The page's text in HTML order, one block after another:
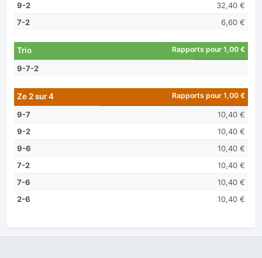
9-2
32,40 €
7-2
6,60 €
Trio Rapports pour 1,00 €
9-7-2
Ze 2 sur 4 Rapports pour 1,00 €
9-7
10,40 €
9-2
10,40 €
9-6
10,40 €
7-2
10,40 €
7-6
10,40 €
2-6
10,40 €